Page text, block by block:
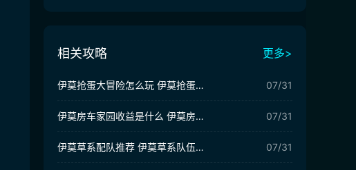
相关攻略 更多>
伊莫抢蛋大冒险怎么玩 伊莫抢蛋大作战玩法介绍 07/31
伊莫房车家园收益是什么 伊莫房车家园玩法介绍 07/31
伊莫草系配队推荐 伊莫草系队伍搭配攻略 07/31